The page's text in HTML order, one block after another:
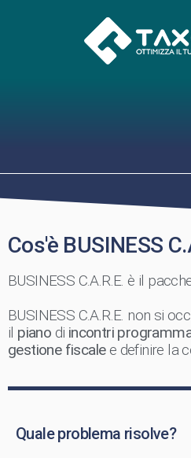
Cos'è BUSINESS
BUSINESS C.A.R.E. è il
BUSINESS C.A.R.E. non si
il piano di incontri
gestione fiscalee definire la
Quale problema risolve?